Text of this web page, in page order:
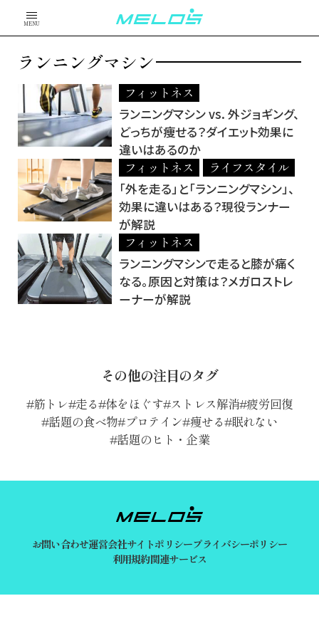
MENU
ランニングマシン
フィットネス
ランニングマシン vs. 外ジョギング、
どっちが痩せる？ダイエット効果に
違いはあるのか
フィットネス
ライフスタイル
「外を走る」と「ランニングマシン」、
効果に違いはある？現役ランナー
が解説
フィットネス
ランニングマシンで走ると膝が痛く
なる。原因と対策は？メガロストレ
ーナーが解説
その他の注目のタグ
筋トレ 走る 体をほぐす ストレス解消 疲労回復
話題の食べ物 プロテイン 痩せる 眠れない
話題のヒト・企業
お問い合わせ運営会社サイトポリシープライバシーポリシー
利用規約関連サービス